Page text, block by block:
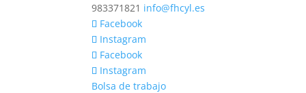
983371821 info@fhcyl.es
Facebook
Instagram
Facebook
Instagram
Bolsa de trabajo